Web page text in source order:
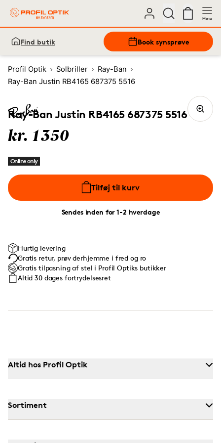
Menu
Find butik Book synsprøve
Profil Optik Solbriller
Ray-Ban
Ray-Ban Justin RB4165 687375 5516
Ray-Ban Justin RB4165 687375 5516
kr. 1350
Online only
Tilføj til kurv
Sendes inden for 1-2 hverdage
Hurtig levering
Gratis retur, prøv derhjemme i fred og ro
Gratis tilpasning af stel i Profil Optiks butikker
Altid 30 dages fortrydelsesret
Altid hos Profil Optik
Sortiment